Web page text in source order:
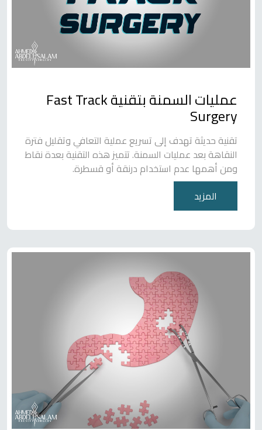
عمليات السمنة بتقنية Fast Track
Surgery
تقنية حديثة تهدف إلى تسريع عملية التعافي وتقليل فترة
النقاهة بعد عمليات السمنة. تتميز هذه التقنية بعدة نقاط
ومن أهمها عدم استخدام درنقة أو قسطرة.
المزيد